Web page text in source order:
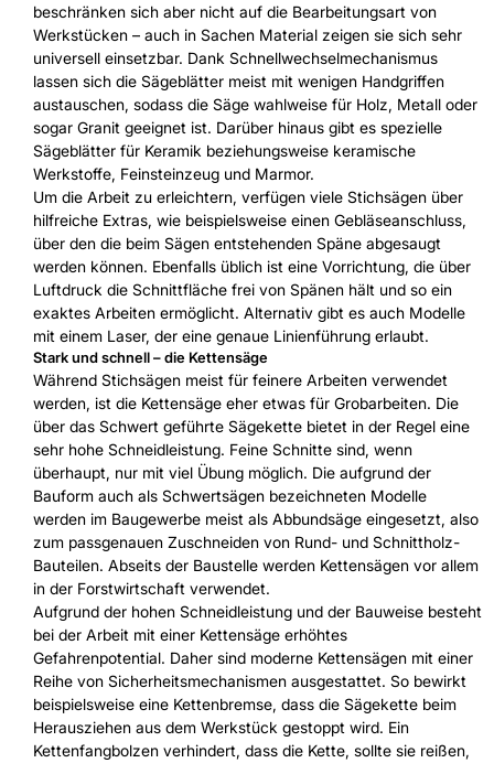
beschränken sich aber nicht auf die Bearbeitungsart von
Werkstücken – auch in Sachen Material zeigen sie sich sehr
universell einsetzbar. Dank Schnellwechselmechanismus
lassen sich die Sägeblätter meist mit wenigen Handgriffen
austauschen, sodass die Säge wahlweise für Holz, Metall oder
sogar Granit geeignet ist. Darüber hinaus gibt es spezielle
Sägeblätter für Keramik beziehungsweise keramische
Werkstoffe, Feinsteinzeug und Marmor.
Um die Arbeit zu erleichtern, verfügen viele Stichsägen über
hilfreiche Extras, wie beispielsweise einen Gebläseanschluss,
über den die beim Sägen entstehenden Späne abgesaugt
werden können. Ebenfalls üblich ist eine Vorrichtung, die über
Luftdruck die Schnittfläche frei von Spänen hält und so ein
exaktes Arbeiten ermöglicht. Alternativ gibt es auch Modelle
mit einem Laser, der eine genaue Linienführung erlaubt.
Stark und schnell – die Kettensäge
Während Stichsägen meist für feinere Arbeiten verwendet
werden, ist die Kettensäge eher etwas für Grobarbeiten. Die
über das Schwert geführte Sägekette bietet in der Regel eine
sehr hohe Schneidleistung. Feine Schnitte sind, wenn
überhaupt, nur mit viel Übung möglich. Die aufgrund der
Bauform auch als Schwertsägen bezeichneten Modelle
werden im Baugewerbe meist als Abbundsäge eingesetzt, also
zum passgenauen Zuschneiden von Rund- und Schnittholz-
Bauteilen. Abseits der Baustelle werden Kettensägen vor allem
in der Forstwirtschaft verwendet.
Aufgrund der hohen Schneidleistung und der Bauweise besteht
bei der Arbeit mit einer Kettensäge erhöhtes
Gefahrenpotential. Daher sind moderne Kettensägen mit einer
Reihe von Sicherheitsmechanismen ausgestattet. So bewirkt
beispielsweise eine Kettenbremse, dass die Sägekette beim
Herausziehen aus dem Werkstück gestoppt wird. Ein
Kettenfangbolzen verhindert, dass die Kette, sollte sie reißen,